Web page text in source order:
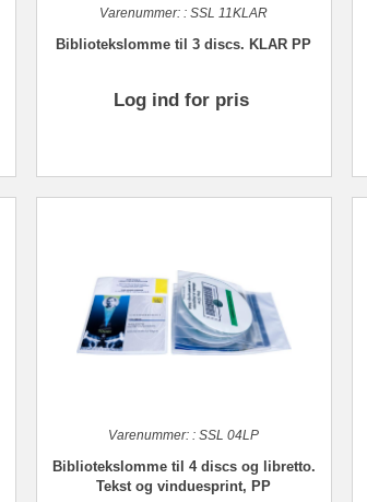
Varenummer: : SSL 11KLAR
Bibliotekslomme til 3 discs. KLAR PP
Log ind for pris
Varenummer: : SSL 04LP
Bibliotekslomme til 4 discs og libretto.
Tekst og vinduesprint, PP